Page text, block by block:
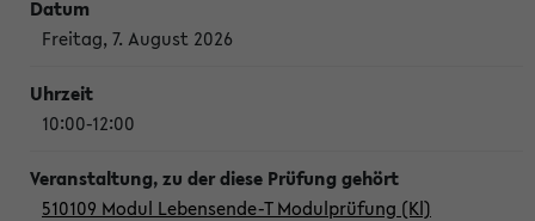
Freitag, 7. August 2026
10:00-12:00
510109 Modul Lebensende-T Modulprüfung (Kl)